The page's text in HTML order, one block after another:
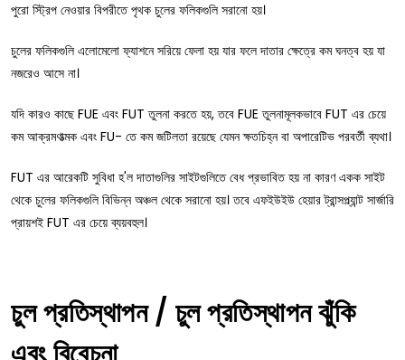
পুরো স্ট্রিপ নেওয়ার বিপরীতে পৃথক চুলের ফলিকগুলি সরানো হয়।
চুলের ফলিকগুলি এলোমেলো ফ্যাশনে সরিয়ে ফেলা হয় যার ফলে দাতার ক্ষেত্রে কম ঘনত্ব হয় যা
নজরেও আসে না।
যদি কারও কাছে FUE এবং FUT তুলনা করতে হয়, তবে FUE তুলনামূলকভাবে FUT এর চেয়ে
কম আক্রমণাত্মক এবং FU- তে কম জটিলতা রয়েছে যেমন ক্ষতচিহ্ন বা অপারেটিভ পরবর্তী ব্যথা।
FUT এর আরেকটি সুবিধা হ'ল দাতাগুলির সাইটগুলিতে বেধ প্রভাবিত হয় না কারণ একক সাইট
থেকে চুলের ফলিকগুলি বিভিন্ন অঞ্চল থেকে সরানো হয়। তবে এফইউইউ হেয়ার ট্রান্সপ্ল্যান্ট সার্জারি
প্রায়শই FUT এর চেয়ে ব্যয়বহুল।
চুল প্রতিস্থাপন / চুল প্রতিস্থাপন ঝুঁকি